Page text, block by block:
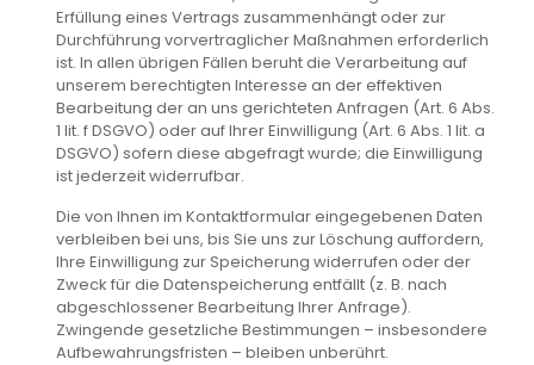
Erfüllung eines Vertrags zusammenhängt oder zur
Durchführung vorvertraglicher Maßnahmen erforderlich
ist. In allen übrigen Fällen beruht die Verarbeitung auf
unserem berechtigten Interesse an der effektiven
Bearbeitung der an uns gerichteten Anfragen (Art. 6 Abs.
1 lit. f DSGVO) oder auf Ihrer Einwilligung (Art. 6 Abs. 1 lit. a
DSGVO) sofern diese abgefragt wurde; die Einwilligung
ist jederzeit widerrufbar.
Die von Ihnen im Kontaktformular eingegebenen Daten
verbleiben bei uns, bis Sie uns zur Löschung auffordern,
Ihre Einwilligung zur Speicherung widerrufen oder der
Zweck für die Datenspeicherung entfällt (z. B. nach
abgeschlossener Bearbeitung Ihrer Anfrage).
Zwingende gesetzliche Bestimmungen – insbesondere
Aufbewahrungsfristen – bleiben unberührt.